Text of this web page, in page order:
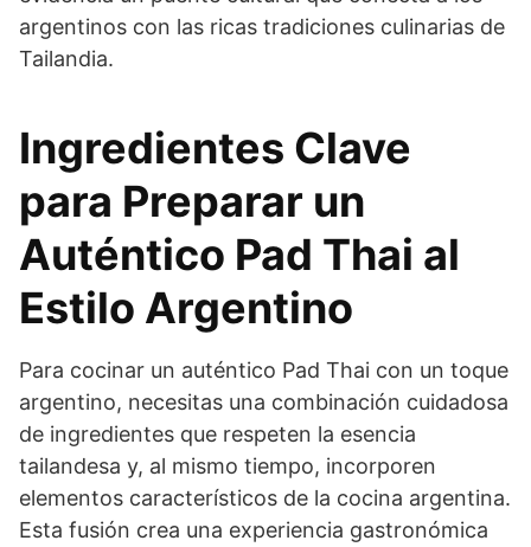
argentinos con las ricas tradiciones culinarias de
Tailandia.
Ingredientes Clave
para Preparar un
Auténtico Pad Thai al
Estilo Argentino
Para cocinar un auténtico Pad Thai con un toque
argentino, necesitas una combinación cuidadosa
de ingredientes que respeten la esencia
tailandesa y, al mismo tiempo, incorporen
elementos característicos de la cocina argentina.
Esta fusión crea una experiencia gastronómica